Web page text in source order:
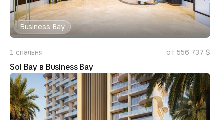
Business Bay
1 спальня от 556 737 $
Sol Bay в Business Bay